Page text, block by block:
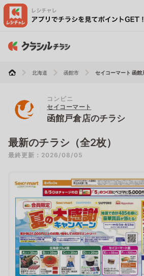
北海道 函館市 セイコーマート 函館
コンビニ
セイコーマート
函館戸倉店のチラシ
最新のチラシ（全2枚）
最終更新：2026/08/05